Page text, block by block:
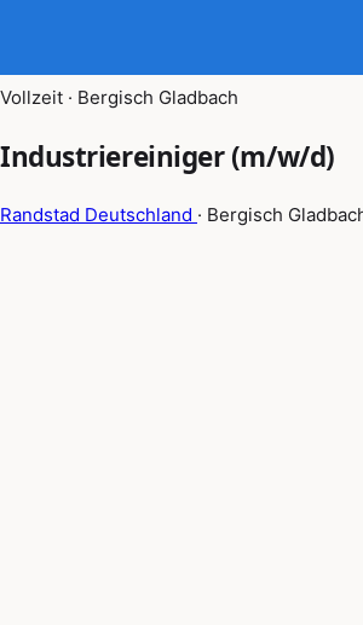
Vollzeit · Bergisch Gladbach
Industriereiniger (m/w/d)
Randstad Deutschland · Bergisch